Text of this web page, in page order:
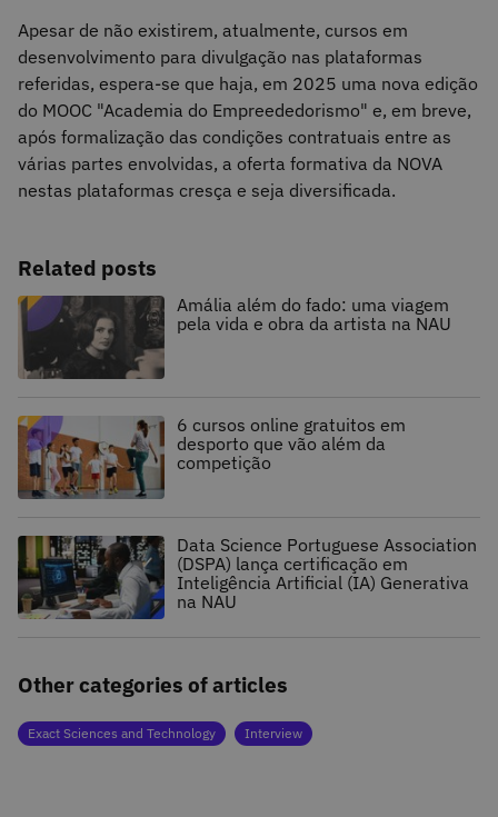
Apesar de não existirem, atualmente, cursos em
desenvolvimento para divulgação nas plataformas
referidas, espera-se que haja, em 2025 uma nova edição
do MOOC "Academia do Empreededorismo" e, em breve,
após formalização das condições contratuais entre as
várias partes envolvidas, a oferta formativa da NOVA
nestas plataformas cresça e seja diversificada.
Related posts
Amália além do fado: uma viagem
pela vida e obra da artista na NAU
6 cursos online gratuitos em
desporto que vão além da
competição
Data Science Portuguese Association
(DSPA) lança certificação em
Inteligência Artificial (IA) Generativa
na NAU
Other categories of articles
Exact Sciences and Technology Interview